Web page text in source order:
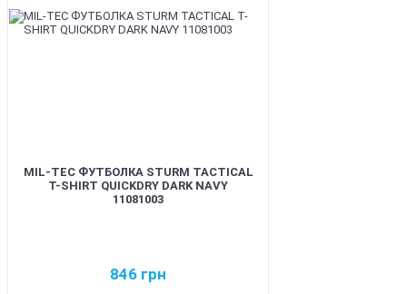
MIL-TEC ФУТБОЛКА STURM TACTICAL
T-SHIRT QUICKDRY DARK NAVY
11081003
846 грн